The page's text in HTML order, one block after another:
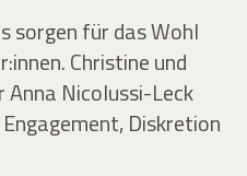
sorgen für das Wohl
Christine und
Anna Nicolussi-Leck
Diskretion